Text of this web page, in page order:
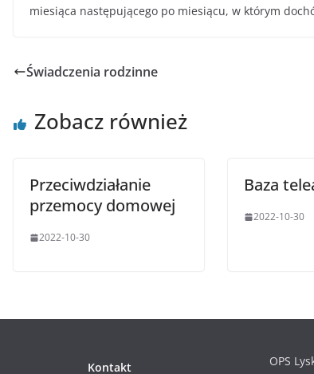
miesiąca następującego po miesiącu, w którym
Świadczenia rodzinne
Zobacz również
Przeciwdziałanie
przemocy domowej
2022-10-30
Baza
2022-10-30
Kontakt
OPS